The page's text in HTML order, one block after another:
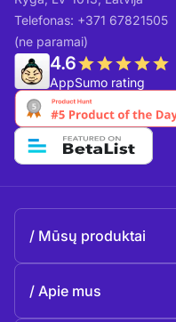
Telefonas: +371 67821505
(ne paramai)
4.6
AppSumo rating
Mūsų produktai
Apie mus